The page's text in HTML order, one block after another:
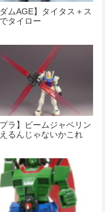
ダムAGE】タイタス＋ス
タイロー
プラ】ビームジャベリン
るんじゃないかこれ